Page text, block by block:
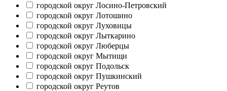
городской округ Лосино-Петровский
городской округ Лотошино
городской округ Луховицы
городской округ Лыткарино
городской округ Люберцы
городской округ Мытищи
городской округ Подольск
городской округ Пушкинский
городской округ Реутов